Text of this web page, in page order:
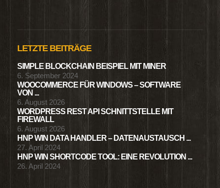
LETZTE BEITRÄGE
SIMPLE BLOCKCHAIN BEISPIEL MIT MINER
6. September 2024
WOOCOMMERCE FÜR WINDOWS – SOFTWARE
VON ...
6. August 2026
WORDPRESS REST API SCHNITTSTELLE MIT
FIREWALL
6. August 2026
HNP WIN DATA HANDLER – DATENAUSTAUSCH ...
27. April 2024
HNP WIN SHORTCODE TOOL: EINE REVOLUTION ...
26. April 2024